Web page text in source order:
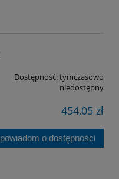
Dostępność:tymczasowo
niedostępny
454,05 zł
powiadom o dostępności